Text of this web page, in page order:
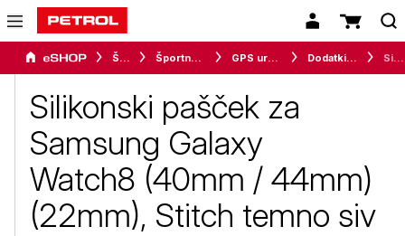
Šport Športna oprema GPS ure in merilci Dodatki za pametne ure
Silikonski pašček za
Samsung Galaxy
Watch8 (40mm / 44mm)
(22mm), Stitch temno siv